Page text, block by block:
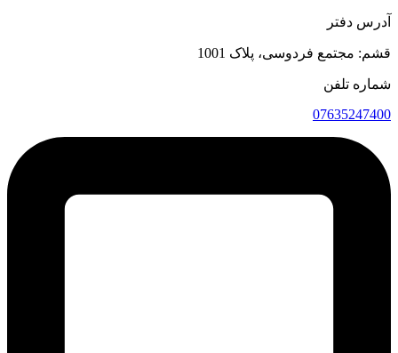
آدرس دفتر
قشم: مجتمع فردوسی، پلاک 1001
شماره تلفن
07635247400